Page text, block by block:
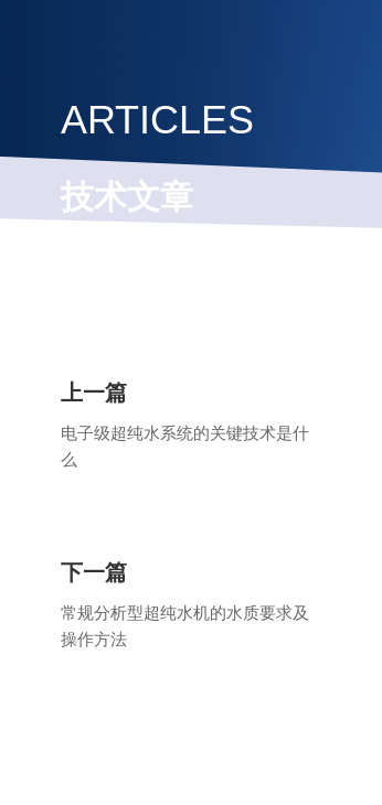
ARTICLES
技术文章
上一篇
电子级超纯水系统的关键技术是什
么
下一篇
常规分析型超纯水机的水质要求及
操作方法